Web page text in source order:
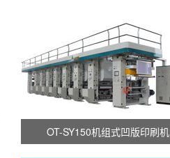
OT-SY150机组式凹版印刷机